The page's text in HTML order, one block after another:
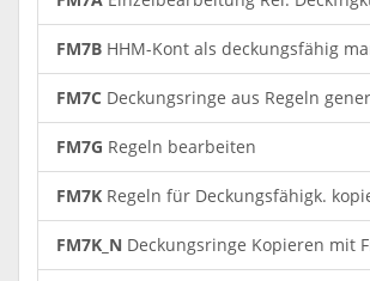
FM7B HHM-Kont als deckungsfähig
FM7C Deckungsringe aus Regeln
FM7G Regeln bearbeiten
FM7K Regeln für Deckungsfähigk.
FM7K_N Deckungsringe Kopieren mit